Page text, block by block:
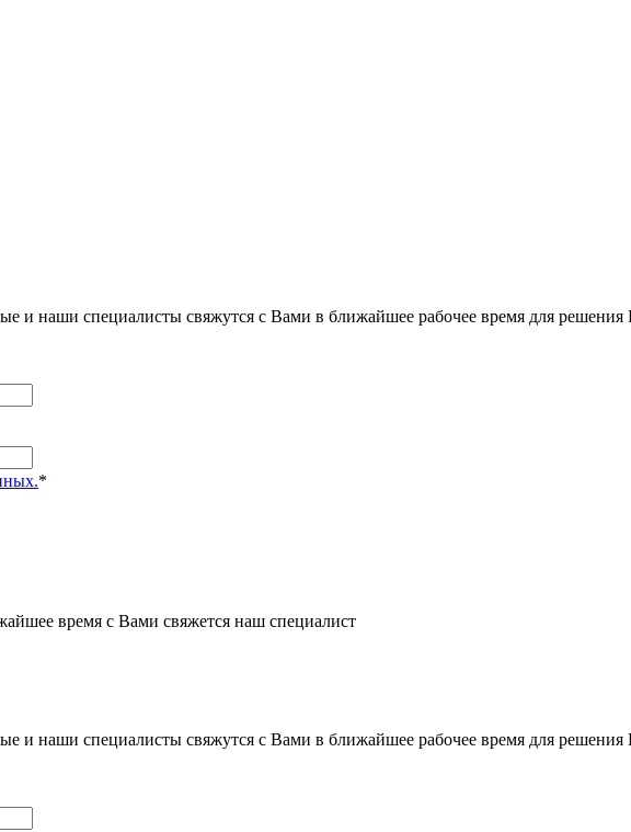
и наши специалисты свяжутся с Вами в ближайшее рабочее время для решения
*
время с Вами свяжется наш специалист
и наши специалисты свяжутся с Вами в ближайшее рабочее время для решения